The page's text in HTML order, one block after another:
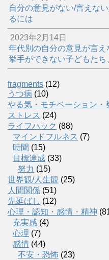
自分の意見がない/言えな
るには
2023年2月14日
年代別の自分の意見が言え
挙手ができない子どもたち
fragments (12)
うつ病 (10)
やる気・モチベーション・
ストレス (24)
ライフハック (88)
マインドフルネス (7)
時間 (15)
目標達成 (33)
努力 (15)
世界観/人生観 (25)
人間関係 (51)
先延ばし (12)
心理・認知・感情・精神
充実感 (4)
心理 (7)
感情 (44)
不安・恐怖 (23)